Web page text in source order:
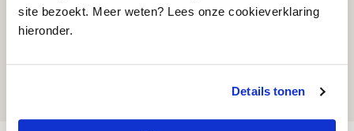
site bezoekt. Meer weten? Lees onze cookieverklaring
hieronder.
Details tonen